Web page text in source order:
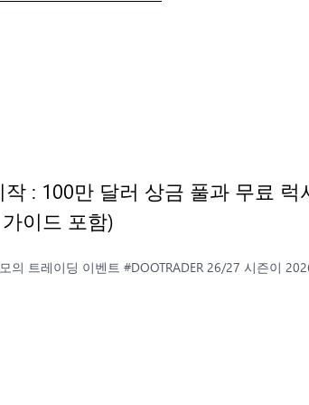
작 : 100만 달러 상금 풀과 무료
이드 포함)
의 트레이딩 이벤트 #DOOTRADER 26/27 시즌이